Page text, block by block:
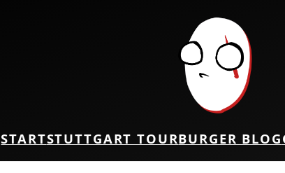
STARTSTUTTGART TOURBURGER BLOG